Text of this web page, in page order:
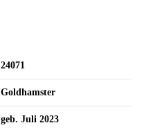
24071
Goldhamster
geb. Juli 2023